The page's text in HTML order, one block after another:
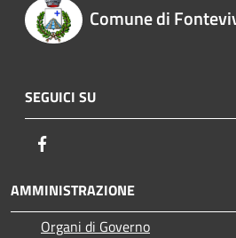
Comune di
SEGUICI SU
AMMINISTRAZIONE
Organi di Governo